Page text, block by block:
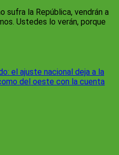
sufra la República, vendrán a
Ustedes lo verán, porque
el ajuste nacional deja a la
del oeste con la cuenta